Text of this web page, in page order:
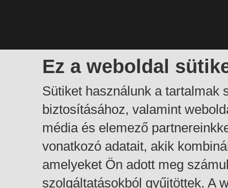
Ez a weboldal
Sütiket használunk a tartalmak
biztosításához, valamint
média és elemező
vonatkozó adatait, akik
amelyeket Ön adott meg
szolgáltatásokból gyűjtöttek. A